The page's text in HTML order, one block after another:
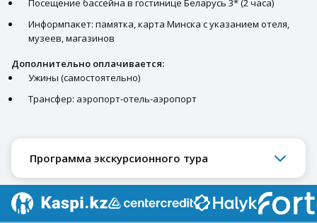
Посещение бассейна в гостинице Беларусь 3* (2 часа)
Информпакет: памятка, карта Минска с указанием отеля,
музеев, магазинов
Дополнительно оплачивается:
Ужины (самостоятельно)
Трансфер: аэропорт-отель-аэропорт
Программа экскурсионного тура